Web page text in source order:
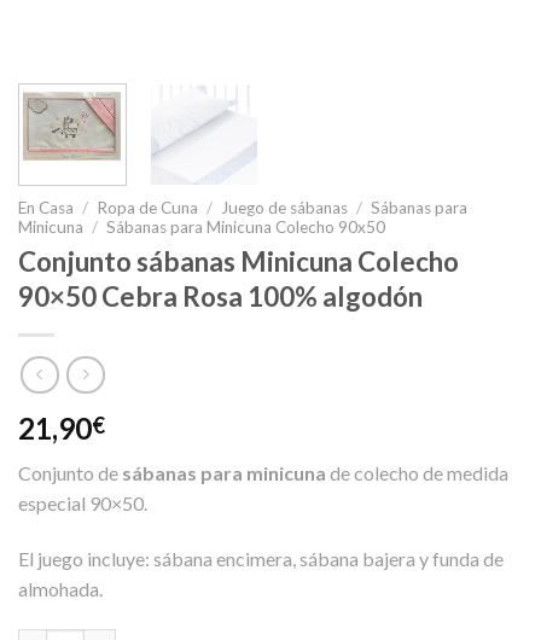
En Casa / Ropa de Cuna / Juego de sábanas / Sábanas para
Minicuna / Sábanas para Minicuna Colecho 90x50
Conjunto sábanas Minicuna Colecho
90×50 Cebra Rosa 100% algodón
21,90€
Conjunto de sábanas para minicuna de colecho de medida
especial 90×50.
El juego incluye: sábana encimera, sábana bajera y funda de
almohada.